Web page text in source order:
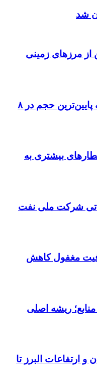
شد
از مرزهای زمینی
افت صادرات نفت آمریکا به پایین‌ترین حجم در ۸
بیشتری به
شرکت ملی نفت
مغفول کاهش
ریشه اصلی
و ارتفاعات البرز تا